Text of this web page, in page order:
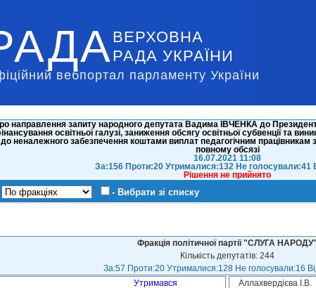
ВЕРХОВНА
РАДА УКРАЇНИ
вебпортал парламенту України
направлення запиту народного депутата Вадима ІВЧЕНКА до Президента
освітньої галузі, заниження обсягу освітньої субвенції та
неналежного забезпечення коштами виплат педагогічним працівникам
повному обсязі
16.07.2021 11:08
За:156 Проти:20 Утрималися:132 Не голосували:41
Рішення не прийнято
- Вибрати зі списку
Фракція політичної партії "СЛУГА НАРОДУ"
Кількість депутатів: 244
За:57 Проти:20 Утрималися:128 Не голосували:16
Утримався Аллахвердієва І.В.